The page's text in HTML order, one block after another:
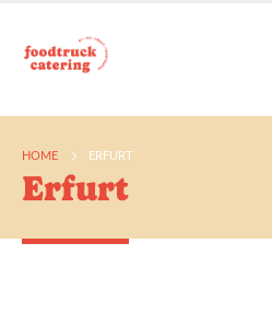
HOME ERFURT
Erfurt